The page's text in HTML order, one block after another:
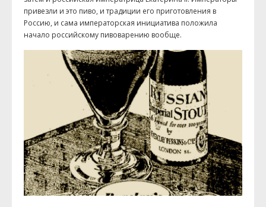
привезли и это пиво, и традиции его приготовления в
Россию, и сама императорская инициатива положила
начало российскому пивоварению вообще.